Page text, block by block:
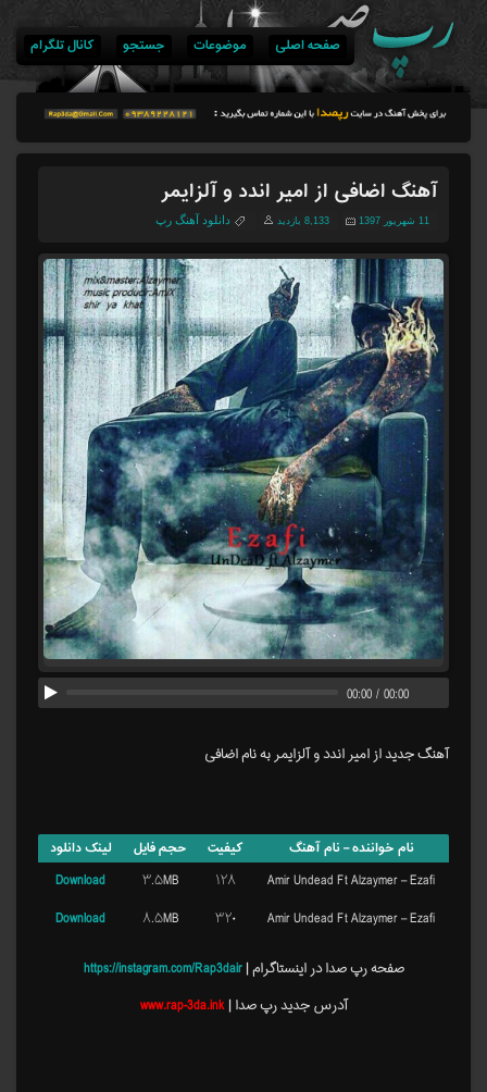
صفحه اصلی موضوعات جستجو کانال تلگرام
آهنگ اضافی از امیر اندد و آلزایمر
11 شهریور 1397 8,133 بازدید دانلود آهنگ رپ
00:00/00:00
آهنگ جدید از امیر اندد و آلزایمر به نام اضافی
نام خواننده – نام آهنگ کیفیت حجم فایل
لینک دانلود
Amir Undead Ft Alzaymer – Ezafi
۱۲۸ ۳.۵MB
Download
Amir Undead Ft Alzaymer – Ezafi
۳۲۰ ۸.۵MB Download
صفحه رپ صدا در اینستاگرام |https://instagram.com/Rap3dair
آدرس جدید رپ صدا |www.rap-3da.ink